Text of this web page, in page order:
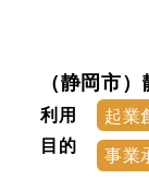
（静岡市
利用
目的
起業
事業